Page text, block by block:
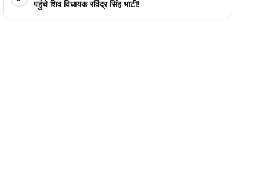
पहुंचे शिव विधायक रविंद्र सिंह भाटी!